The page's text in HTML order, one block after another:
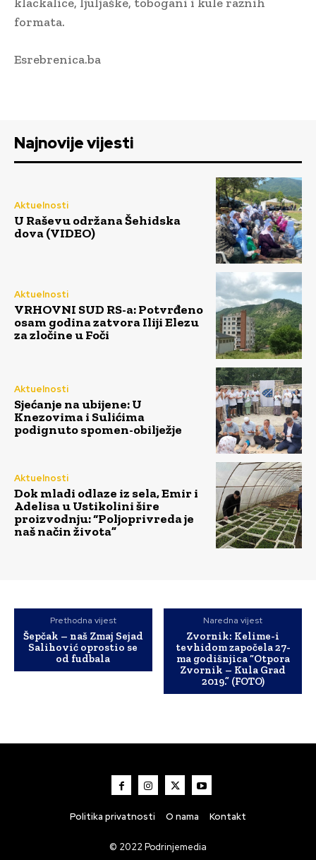
formata.
Esrebrenica.ba
Najnovije vijesti
Aktuelnosti
U Raševu održana Šehidska
dova (VIDEO)
Aktuelnosti
VRHOVNI SUD RS-a: Potvrđeno
osam godina zatvora Iliji Elezu
za zločine u Foči
Aktuelnosti
Sjećanje na ubijene: U
Knezovima i Sulićima
podignuto spomen-obilježje
Aktuelnosti
Dok mladi odlaze iz sela, Emir i
Adelisa u Ustikolini šire
proizvodnju: “Poljoprivreda je
naš način života”
Prethodna vijest
Šepčak – naš Zmaj Sejad
Salihović oprostio se
od fudbala
Naredna vijest
Zvornik: Kelime-i
tevhidom započela 27-
ma godišnjica “Otpora
Zvornik – Kula Grad
2019.” (FOTO)
Politika privatnosti O nama Kontakt
© 2022 Podrinjemedia